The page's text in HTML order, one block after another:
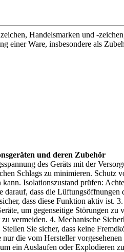
Handelsmarken und -
Ware, insbesondere als
und deren Zubehör
des Geräts mit der
Schlags zu minimieren.
Isolationszustand prüfen:
dass die
dass diese Funktion aktiv
um gegenseitige Störungen
vermeiden. 4. Mechanische
Sie sicher, dass keine
die vom Hersteller
ein Auslaufen oder Explodieren